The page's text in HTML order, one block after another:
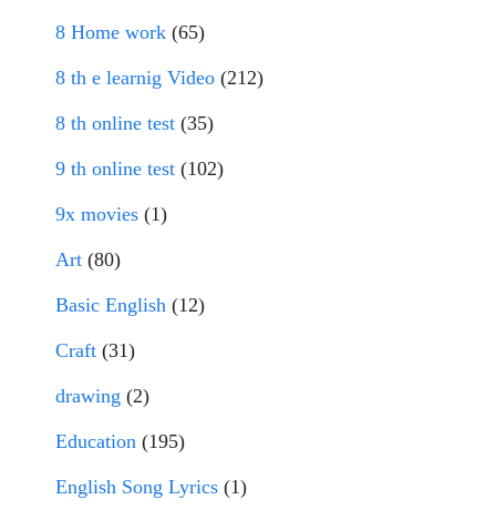
8 Home work (65)
8 th e learnig Video (212)
8 th online test (35)
9 th online test (102)
9x movies (1)
Art (80)
Basic English (12)
Craft (31)
drawing (2)
Education (195)
English Song Lyrics (1)